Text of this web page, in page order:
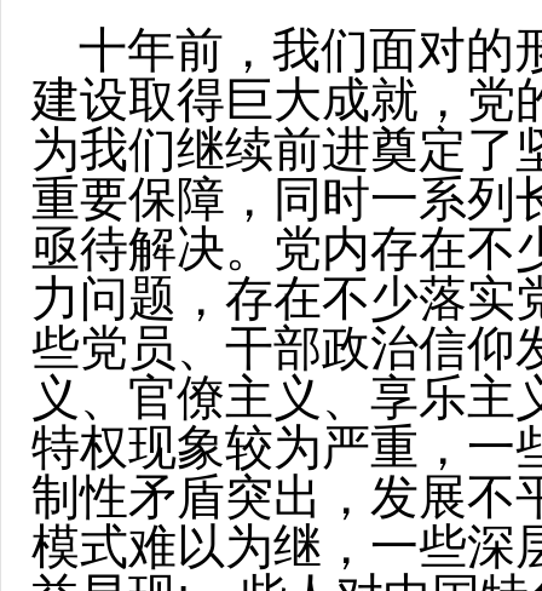
十年前，我们面对的
建设取得巨大成就，党
为我们继续前进奠定了
重要保障，同时一系列
亟待解决。党内存在不
力问题，存在不少落实
些党员、干部政治信仰
义、官僚主义、享乐
特权现象较为严重，一
制性矛盾突出，发展不
模式难以为继，一些深